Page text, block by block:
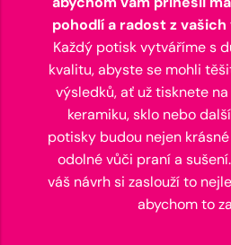
pohodlí a radost z
Každý potisk vytváříme s
kvalitu, abyste se mohli
výsledků, ať už tisknete
keramiku, sklo nebo
potisky budou nejen
odolné vůči praní a
váš návrh si zaslouží to
abychom to